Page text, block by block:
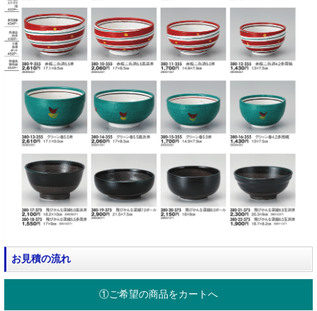
お見積の流れ
①ご希望の商品をカートへ